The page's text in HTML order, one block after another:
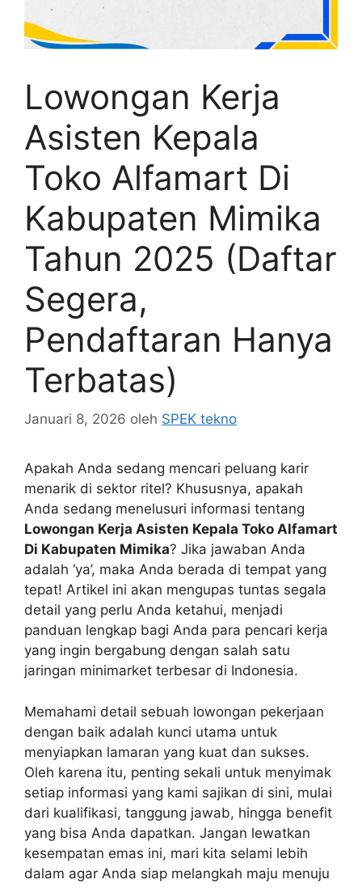
Lowongan Kerja
Asisten Kepala
Toko Alfamart Di
Kabupaten Mimika
Tahun 2025 (Daftar
Segera,
Pendaftaran Hanya
Terbatas)
Januari 8, 2026 oleh SPEK tekno
Apakah Anda sedang mencari peluang karir
menarik di sektor ritel? Khususnya, apakah
Anda sedang menelusuri informasi tentang
Lowongan Kerja Asisten Kepala Toko Alfamart
Di Kabupaten Mimika? Jika jawaban Anda
adalah ‘ya’, maka Anda berada di tempat yang
tepat! Artikel ini akan mengupas tuntas segala
detail yang perlu Anda ketahui, menjadi
panduan lengkap bagi Anda para pencari kerja
yang ingin bergabung dengan salah satu
jaringan minimarket terbesar di Indonesia.
Memahami detail sebuah lowongan pekerjaan
dengan baik adalah kunci utama untuk
menyiapkan lamaran yang kuat dan sukses.
Oleh karena itu, penting sekali untuk menyimak
setiap informasi yang kami sajikan di sini, mulai
dari kualifikasi, tanggung jawab, hingga benefit
yang bisa Anda dapatkan. Jangan lewatkan
kesempatan emas ini, mari kita selami lebih
dalam agar Anda siap melangkah maju menuju